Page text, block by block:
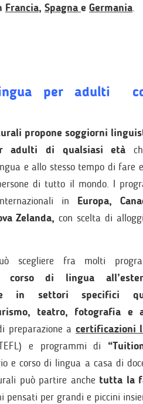
Francia, Spagna e Germania.
per adulti
propone soggiorni
adulti di qualsiasi età
e allo stesso tempo di fare
di tutto il mondo. I
in Europa,
Zelanda,con scelta di
scegliere fra molti
corso di lingua
in settori specifici
teatro, fotografia e
preparazione a certificazioni
e programmi di
e corso di lingua a casa di
può partire anche tutta la
per grandi e piccini